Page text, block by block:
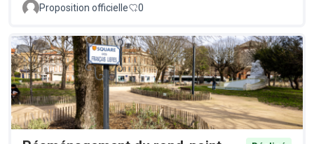
Proposition officielle 0